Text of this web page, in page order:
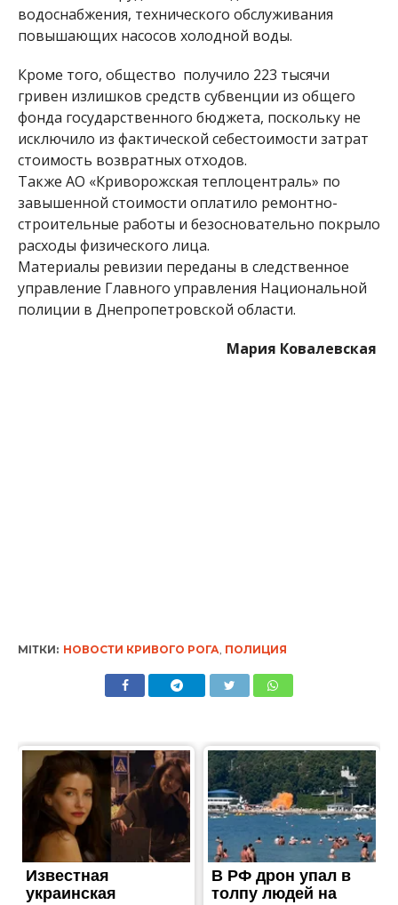
водоснабжения, технического обслуживания
повышающих насосов холодной воды.
Кроме того, общество получило 223 тысячи
гривен излишков средств субвенции из общего
фонда государственного бюджета, поскольку не
исключило из фактической себестоимости затрат
стоимость возвратных отходов.
Также АО «Криворожская теплоцентраль» по
завышенной стоимости оплатило ремонтно-
строительные работы и безосновательно покрыло
расходы физического лица.
Материалы ревизии переданы в следственное
управление Главного управления Национальной
полиции в Днепропетровской области.
Мария Ковалевская
МІТКИ: НОВОСТИ КРИВОГО РОГА, ПОЛИЦИЯ